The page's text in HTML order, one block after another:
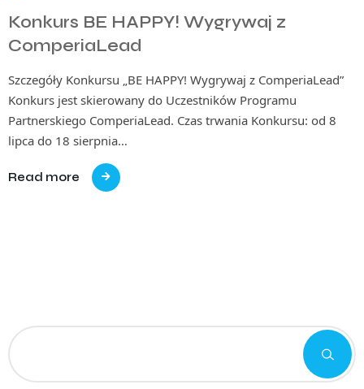
Konkurs BE HAPPY! Wygrywaj z
ComperiaLead
Szczegóły Konkursu „BE HAPPY! Wygrywaj z ComperiaLead”
Konkurs jest skierowany do Uczestników Programu
Partnerskiego ComperiaLead. Czas trwania Konkursu: od 8
lipca do 18 sierpnia…
Read more